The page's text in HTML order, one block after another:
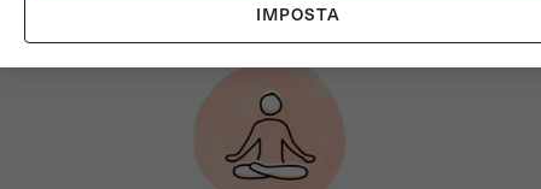
IMPOSTA